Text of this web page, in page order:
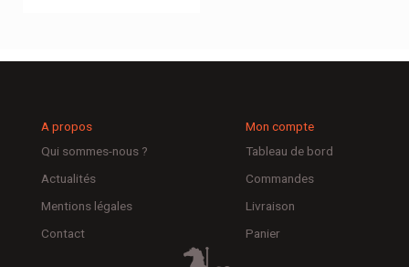
A propos
Qui sommes-nous ?
Actualités
Mentions légales
Contact
Mon compte
Tableau de bord
Commandes
Livraison
Panier